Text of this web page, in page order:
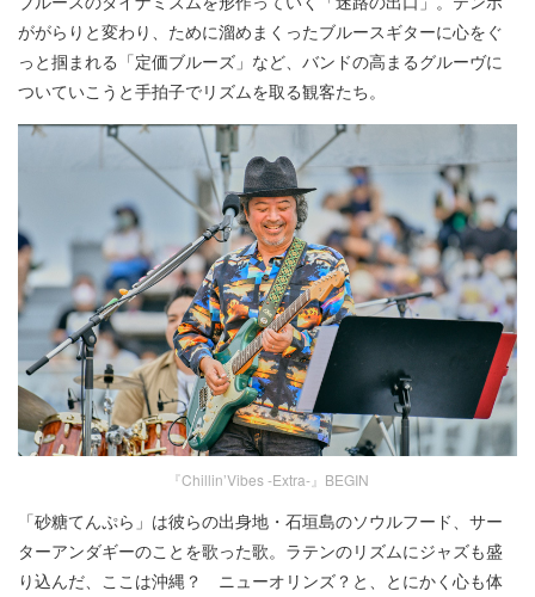
ががらりと変わり、ために溜めまくったブルースギターに心をぐ
っと掴まれる「定価ブルーズ」など、バンドの高まるグルーヴに
ついていこうと手拍子でリズムを取る観客たち。
『Chillin’Vibes -Extra-』BEGIN
「砂糖てんぷら」は彼らの出身地・石垣島のソウルフード、サー
ターアンダギーのことを歌った歌。ラテンのリズムにジャズも盛
り込んだ、ここは沖縄？ ニューオリンズ？と、とにかく心も体